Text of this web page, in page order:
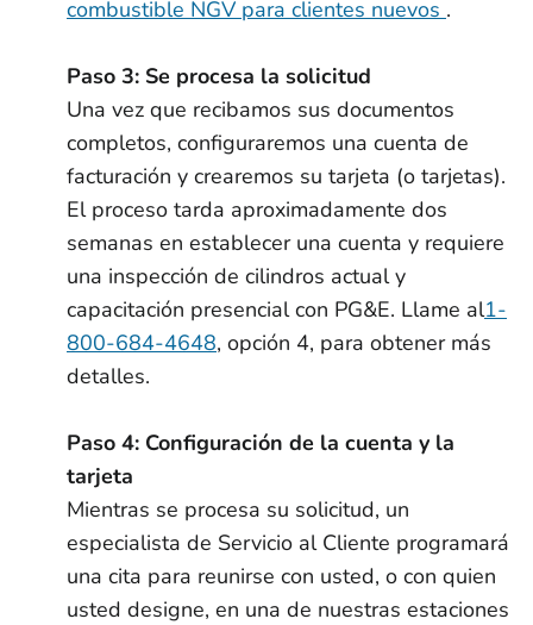
combustible NGV para clientes nuevos .
Paso 3: Se procesa la solicitud
Una vez que recibamos sus documentos
completos, configuraremos una cuenta de
facturación y crearemos su tarjeta (o tarjetas).
El proceso tarda aproximadamente dos
semanas en establecer una cuenta y requiere
una inspección de cilindros actual y
capacitación presencial con PG&E. Llame al1-
800-684-4648, opción 4, para obtener más
detalles.
Paso 4: Configuración de la cuenta y la
tarjeta
Mientras se procesa su solicitud, un
especialista de Servicio al Cliente programará
una cita para reunirse con usted, o con quien
usted designe, en una de nuestras estaciones